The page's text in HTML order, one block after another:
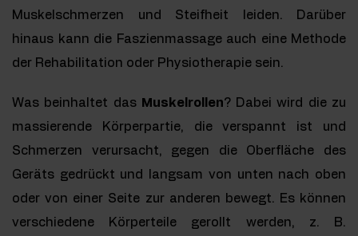
Muskelschmerzen und Steifheit leiden. Darüber
hinaus kann die Faszienmassage auch eine Methode
der Rehabilitation oder Physiotherapie sein.
Was beinhaltet das Muskelrollen? Dabei wird die zu
massierende Körperpartie, die verspannt ist und
Schmerzen verursacht, gegen die Oberfläche des
Geräts gedrückt und langsam von unten nach oben
oder von einer Seite zur anderen bewegt. Es können
verschiedene Körperteile gerollt werden, z. B.